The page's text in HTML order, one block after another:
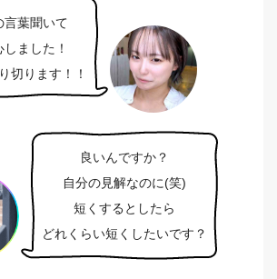
言葉聞いて
しました！
切ります！！
良いんですか？
自分の見解なのに(笑)
短くするとしたら
どれくらい短くしたいです？